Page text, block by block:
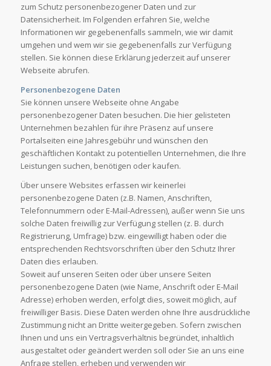
zum Schutz personenbezogener Daten und zur
Datensicherheit. Im Folgenden erfahren Sie, welche
Informationen wir gegebenenfalls sammeln, wie wir damit
umgehen und wem wir sie gegebenenfalls zur Verfügung
stellen. Sie können diese Erklärung jederzeit auf unserer
Webseite abrufen.
Personenbezogene Daten
Sie können unsere Webseite ohne Angabe
personenbezogener Daten besuchen. Die hier gelisteten
Unternehmen bezahlen für ihre Präsenz auf unsere
Portalseiten eine Jahresgebühr und wünschen den
geschäftlichen Kontakt zu potentiellen Unternehmen, die Ihre
Leistungen suchen, benötigen oder kaufen.
Über unsere Websites erfassen wir keinerlei
personenbezogene Daten (z.B. Namen, Anschriften,
Telefonnummern oder E-Mail-Adressen), außer wenn Sie uns
solche Daten freiwillig zur Verfügung stellen (z. B. durch
Registrierung, Umfrage) bzw. eingewilligt haben oder die
entsprechenden Rechtsvorschriften über den Schutz Ihrer
Daten dies erlauben.
Soweit auf unseren Seiten oder über unsere Seiten
personenbezogene Daten (wie Name, Anschrift oder E-Mail
Adresse) erhoben werden, erfolgt dies, soweit möglich, auf
freiwilliger Basis. Diese Daten werden ohne Ihre ausdrückliche
Zustimmung nicht an Dritte weitergegeben. Sofern zwischen
Ihnen und uns ein Vertragsverhältnis begründet, inhaltlich
ausgestaltet oder geändert werden soll oder Sie an uns eine
Anfrage stellen, erheben und verwenden wir